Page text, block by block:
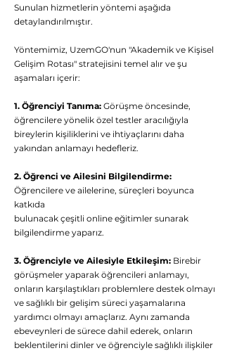
Sunulan hizmetlerin yöntemi aşağıda
detaylandırılmıştır.
Yöntemimiz, UzemGO'nun "Akademik ve Kişisel
Gelişim Rotası" stratejisini temel alır ve şu
aşamaları içerir:
1. Öğrenciyi Tanıma: Görüşme öncesinde,
öğrencilere yönelik özel testler aracılığıyla
bireylerin kişiliklerini ve ihtiyaçlarını daha
yakından anlamayı hedefleriz.
2. Öğrenci ve Ailesini Bilgilendirme:
Öğrencilere ve ailelerine, süreçleri boyunca
katkıda
bulunacak çeşitli online eğitimler sunarak
bilgilendirme yaparız.
3. Öğrenciyle ve Ailesiyle Etkileşim: Birebir
görüşmeler yaparak öğrencileri anlamayı,
onların karşılaştıkları problemlere destek olmayı
ve sağlıklı bir gelişim süreci yaşamalarına
yardımcı olmayı amaçlarız. Aynı zamanda
ebeveynleri de sürece dahil ederek, onların
beklentilerini dinler ve öğrenciyle sağlıklı ilişkiler